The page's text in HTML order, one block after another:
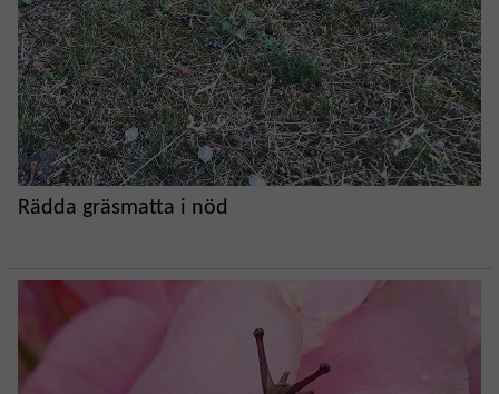
Rädda gräsmatta i nöd